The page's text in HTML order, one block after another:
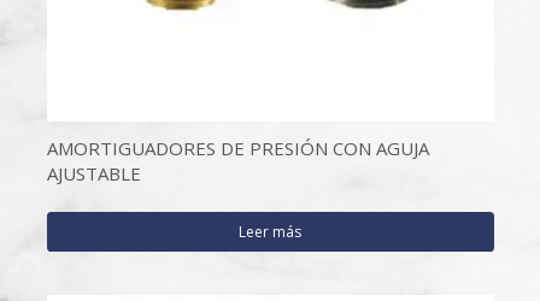
AMORTIGUADORES DE PRESIÓN CON AGUJA
AJUSTABLE
Leer más